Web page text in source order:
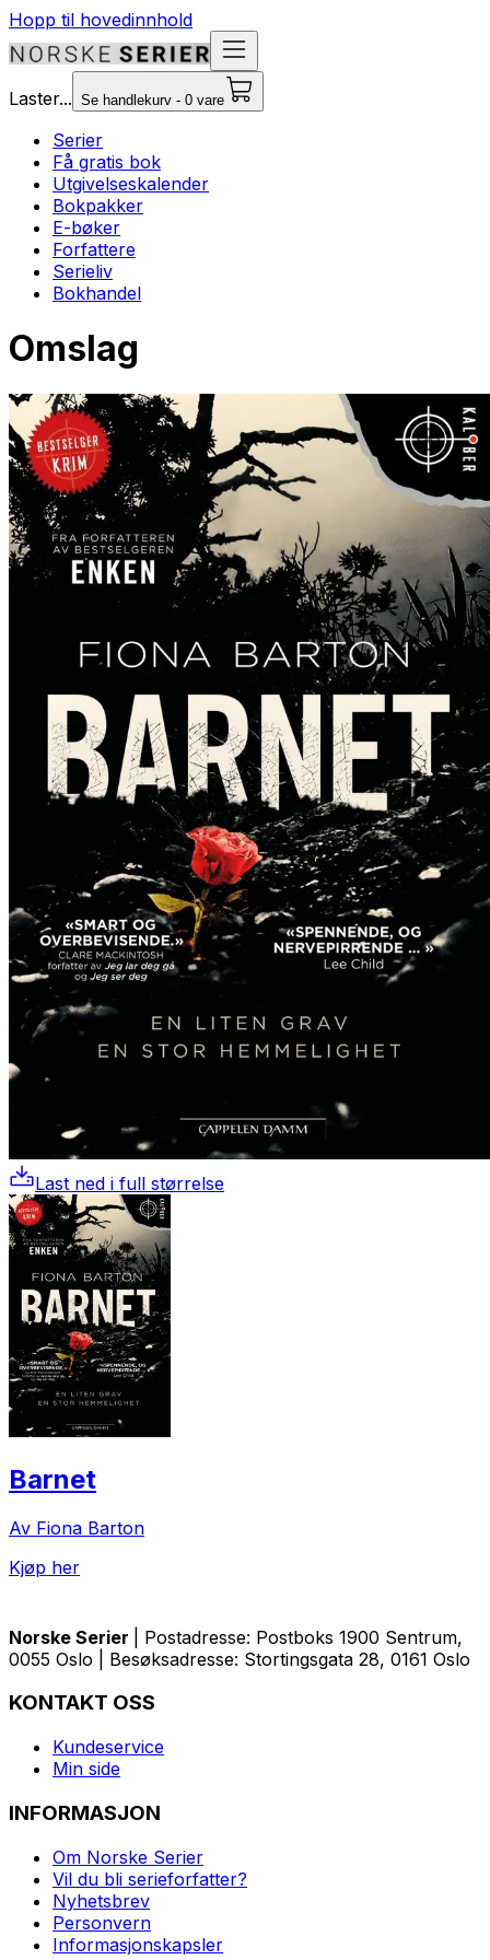
Hopp til hovedinnhold
Laster... Se handlekurv - 0 vare
Serier
Få gratis bok
Utgivelseskalender
Bokpakker
E-bøker
Forfattere
Serieliv
Bokhandel
Omslag
Last ned i full størrelse
Barnet
Av Fiona Barton
Kjøp her
Norske Serier
| Postadresse: Postboks 1900 Sentrum,
0055 Oslo | Besøksadresse: Stortingsgata 28, 0161 Oslo
KONTAKT OSS
Kundeservice
Min side
INFORMASJON
Om Norske Serier
Vil du bli serieforfatter?
Nyhetsbrev
Personvern
Informasjonskapsler